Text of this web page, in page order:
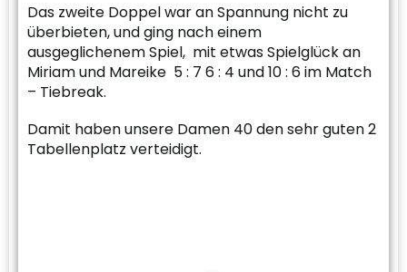
Das zweite Doppel war an Spannung nicht zu
überbieten, und ging nach einem
ausgeglichenem Spiel, mit etwas Spielglück an
Miriam und Mareike 5 : 7 6 : 4 und 10 : 6 im Match
– Tiebreak.
Damit haben unsere Damen 40 den sehr guten 2
Tabellenplatz verteidigt.